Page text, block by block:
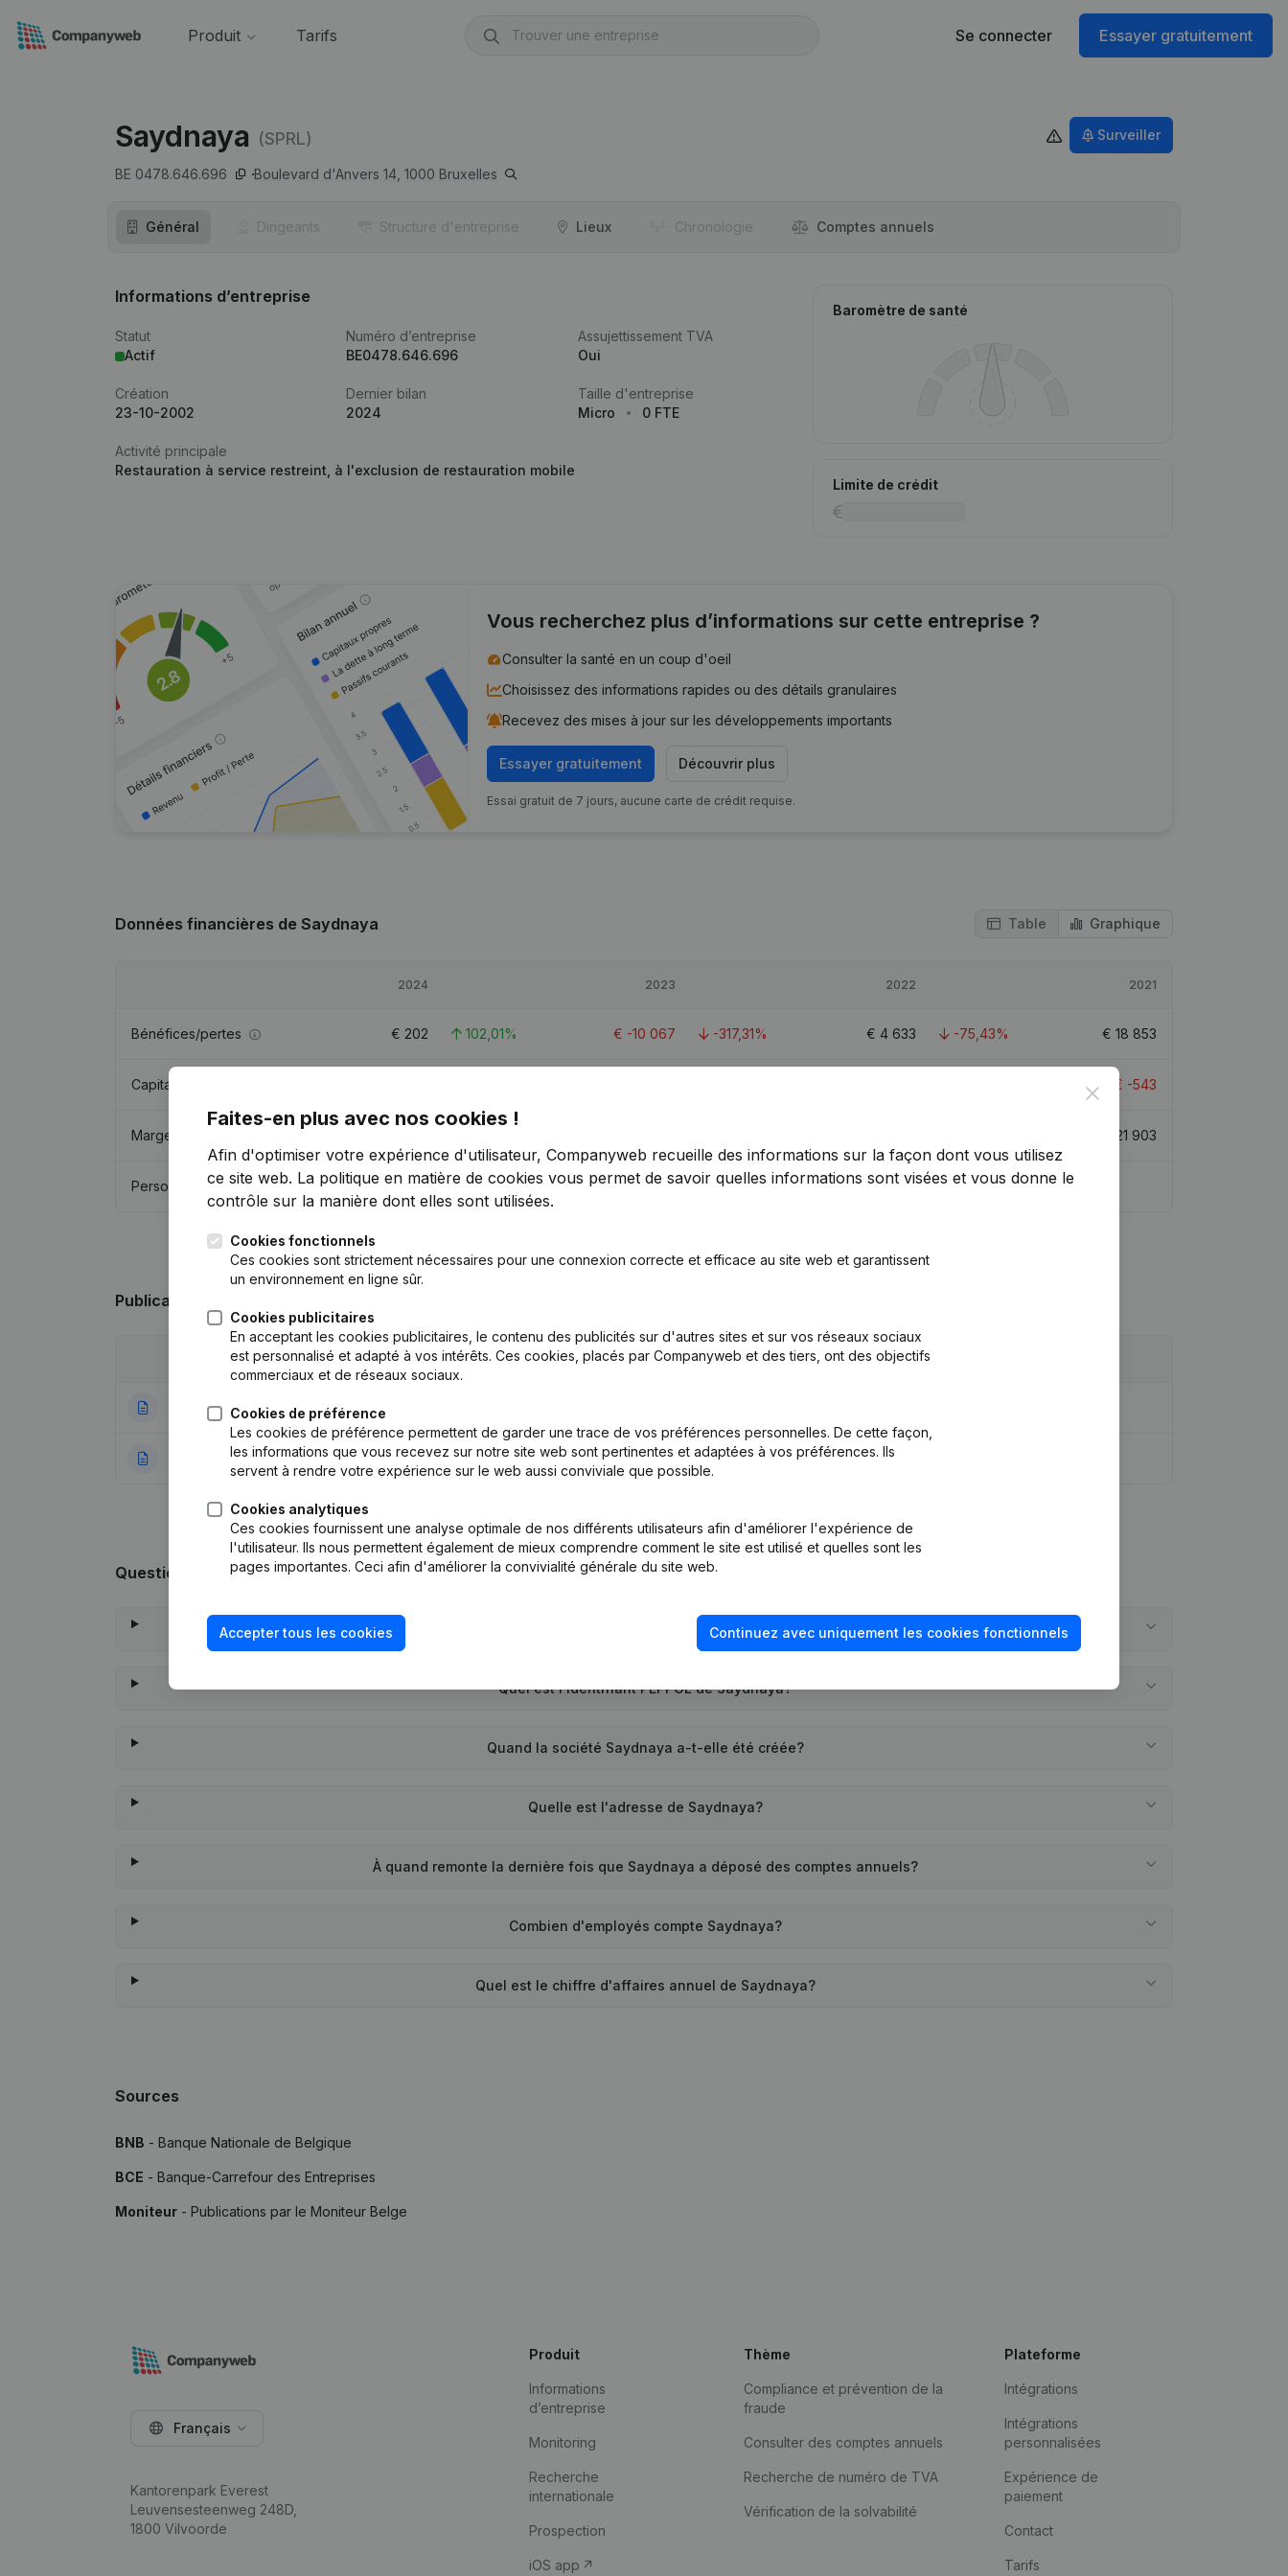
Produit Tarifs Se connecter Essayer gratuitement
Saydnaya (SPRL)
BE 0478.646.696 Boulevard d'Anvers 14, 1000 Bruxelles
Surveiller
Général Dirigeants Structure d'entreprise Lieux Chronologie Comptes annuels
Informations d’entreprise
Statut
Actif
Numéro d’entreprise
BE0478.646.696
Assujettissement TVA
Oui
Création
23-10-2002
Dernier bilan
2024
Taille d'entreprise
Micro
0 FTE
Activité principale
Restauration à service restreint, à l'exclusion de restauration mobile
Baromètre de santé
Limite de crédit
Vous recherchez plus d’informations sur cette entreprise ?
Consulter la santé en un coup d'oeil
Choisissez des informations rapides ou des détails granulaires
Recevez des mises à jour sur les développements importants
Essayer gratuitement Découvrir plus
Essai gratuit de 7 jours, aucune carte de crédit requise.
Données financières de Saydnaya Table Graphique
2024 2023 2022 2021
Bénéfices/pertes € 202 102,01% € -10 067 -317,31% € 4 633 -75,43% € 18 853
Capitaux propres € -543
Marge brute 21 903
Personnel 0,5
Publications
Publication
20-03-2026 Demissions, Nominations
04-11-2002 Constitution
Questions fréquemment posées
Quel est le numéro de TVA de Saydnaya?
Quel est l'identifiant PEPPOL de Saydnaya?
Quand la société Saydnaya a-t-elle été créée?
Quelle est l'adresse de Saydnaya?
À quand remonte la dernière fois que Saydnaya a déposé des comptes annuels?
Combien d'employés compte Saydnaya?
Quel est le chiffre d'affaires annuel de Saydnaya?
Sources
BNB - Banque Nationale de Belgique
BCE - Banque-Carrefour des Entreprises
Moniteur - Publications par le Moniteur Belge
Close
Faites-en plus avec nos cookies !
Afin d'optimiser votre expérience d'utilisateur, Companyweb recueille des informations sur la façon dont vous utilisez
ce site web. La politique en matière de cookies vous permet de savoir quelles informations sont visées et vous donne le
contrôle sur la manière dont elles sont utilisées.
Cookies fonctionnels
Ces cookies sont strictement nécessaires pour une connexion correcte et efficace au site web et garantissent
un environnement en ligne sûr.
Cookies publicitaires
En acceptant les cookies publicitaires, le contenu des publicités sur d'autres sites et sur vos réseaux sociaux
est personnalisé et adapté à vos intérêts. Ces cookies, placés par Companyweb et des tiers, ont des objectifs
commerciaux et de réseaux sociaux.
Cookies de préférence
Les cookies de préférence permettent de garder une trace de vos préférences personnelles. De cette façon,
les informations que vous recevez sur notre site web sont pertinentes et adaptées à vos préférences. Ils
servent à rendre votre expérience sur le web aussi conviviale que possible.
Cookies analytiques
Ces cookies fournissent une analyse optimale de nos différents utilisateurs afin d'améliorer l'expérience de
l'utilisateur. Ils nous permettent également de mieux comprendre comment le site est utilisé et quelles sont les
pages importantes. Ceci afin d'améliorer la convivialité générale du site web.
Accepter tous les cookies Continuez avec uniquement les cookies fonctionnels
Français
Kantorenpark Everest
Leuvensesteenweg 248D,
1800 Vilvoorde
Produit
Informations
d’entreprise
Monitoring
Recherche
internationale
Prospection
iOS app
Thème
Compliance et prévention de la
fraude
Consulter des comptes annuels
Recherche de numéro de TVA
Vérification de la solvabilité
Plateforme
Intégrations
Intégrations
personnalisées
Expérience de
paiement
Contact
Tarifs